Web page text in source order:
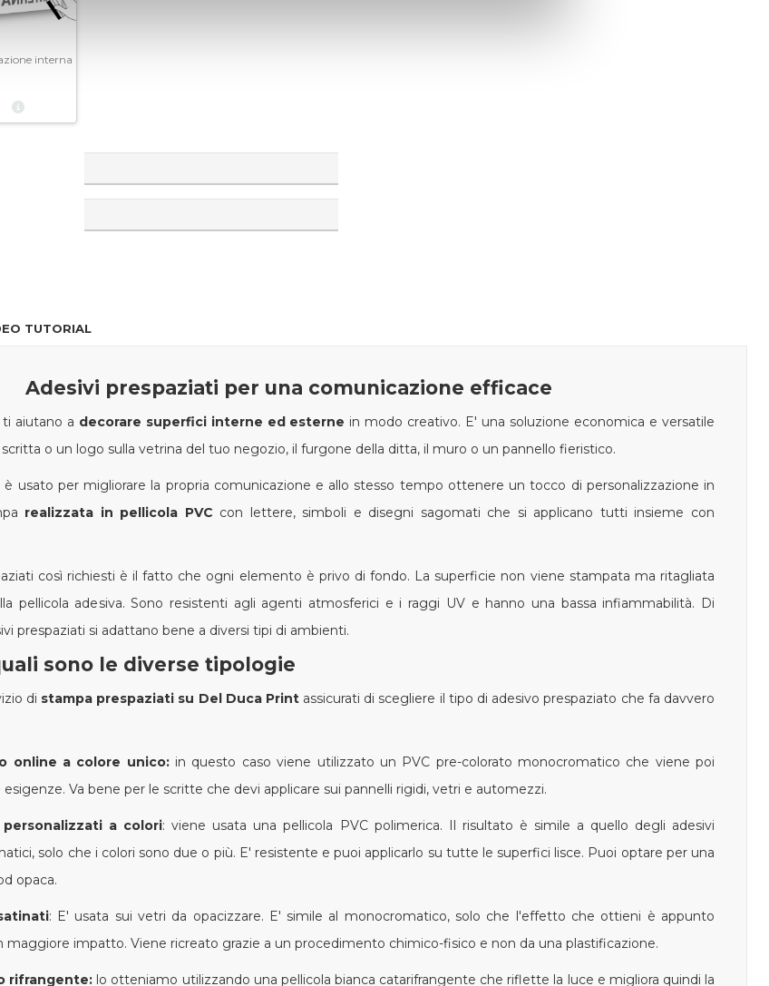
interna
TUTORIAL
Adesivi prespaziati per una comunicazione efficace
ti aiutano a decorare superfici interne ed esterne in modo creativo. E' una soluzione economica e versatile
o un logo sulla vetrina del tuo negozio, il furgone della ditta, il muro o un pannello fieristico.
è usato per migliorare la propria comunicazione e allo stesso tempo ottenere un tocco di personalizzazione in
realizzata in pellicola PVC con lettere, simboli e disegni sagomati che si applicano tutti insieme con
così richiesti è il fatto che ogni elemento è privo di fondo. La superficie non viene stampata ma ritagliata
pellicola adesiva. Sono resistenti agli agenti atmosferici e i raggi UV e hanno una bassa infiammabilità. Di
prespaziati si adattano bene a diversi tipi di ambienti.
sono le diverse tipologie
di stampa prespaziati su Del Duca Printassicurati di scegliere il tipo di adesivo prespaziato che fa davvero
online a colore unico: in questo caso viene utilizzato un PVC pre-colorato monocromatico che viene poi
Va bene per le scritte che devi applicare sui pannelli rigidi, vetri e automezzi.
a colori: viene usata una pellicola PVC polimerica. Il risultato è simile a quello degli adesivi
solo che i colori sono due o più. E' resistente e puoi applicarlo su tutte le superfici lisce. Puoi optare per una
opaca.
: E' usata sui vetri da opacizzare. E' simile al monocromatico, solo che l'effetto che ottieni è appunto
maggiore impatto. Viene ricreato grazie a un procedimento chimico-fisico e non da una plastificazione.
rifrangente: lo otteniamo utilizzando una pellicola bianca catarifrangente che riflette la luce e migliora quindi la